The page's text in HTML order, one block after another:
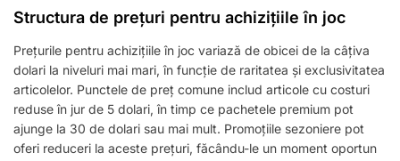
Structura de prețuri pentru achizițiile în joc
Prețurile pentru achizițiile în joc variază de obicei de la câțiva
dolari la niveluri mai mari, în funcție de raritatea și exclusivitatea
articolelor. Punctele de preț comune includ articole cu costuri
reduse în jur de 5 dolari, în timp ce pachetele premium pot
ajunge la 30 de dolari sau mai mult. Promoțiile sezoniere pot
oferi reduceri la aceste prețuri, făcându-le un moment oportun